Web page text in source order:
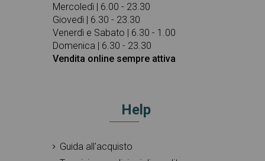
Mercoledì | 6.00 - 23.30
Giovedì | 6.30 - 23.30
Venerdì e Sabato | 6.30 - 1.00
Domenica | 6.30 - 23.30
Vendita online sempre attiva
Help
Guida all'acquisto